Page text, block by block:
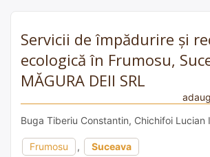
Servicii de împădurire și
ecologică în Frumosu,
MĂGURA DEII SRL
Buga Tiberiu Constantin, Chichifoi Lucian
Frumosu , Suceava